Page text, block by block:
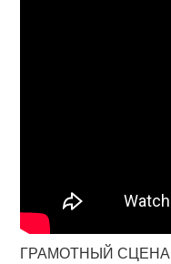
ГРАМОТНЫЙ